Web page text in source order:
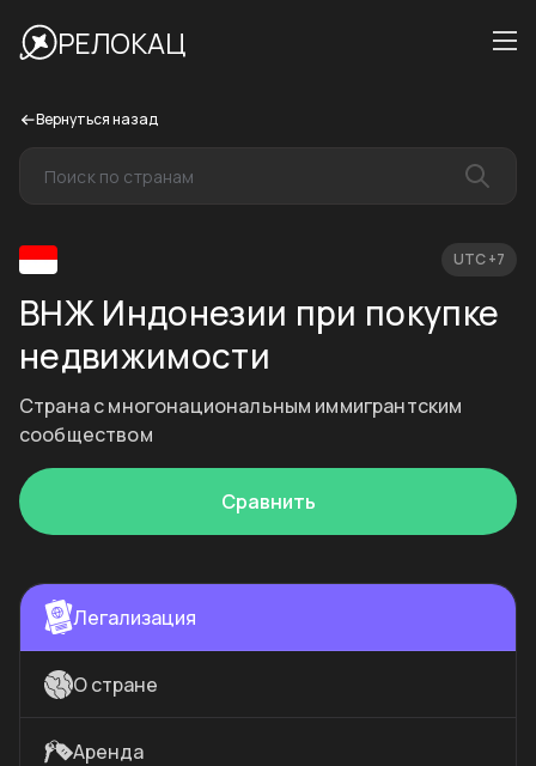
РЕЛОКАЦ
Вернуться назад
UTC +7
ВНЖ Индонезии при покупке
недвижимости
Страна с многонациональным иммигрантским
сообществом
Сравнить
Легализация
О стране
Аренда